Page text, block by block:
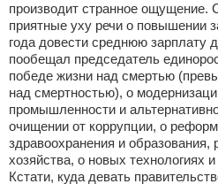
производит странное ощущение.
приятные уху речи о повышении
года довести среднюю зарплату
пообещал председатель
победе жизни над смертью
над смертностью), о
промышленности и
очищении от коррупции, о
здравоохранения и образования,
хозяйства, о новых технологиях
Кстати, куда девать